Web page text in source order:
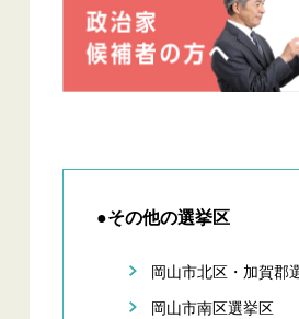
●その他の選挙区
岡山市北区・加賀郡
岡山市南区選挙区